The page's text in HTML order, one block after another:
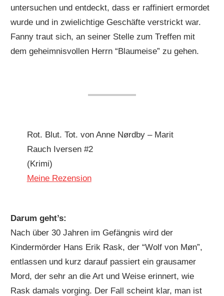
untersuchen und entdeckt, dass er raffiniert ermordet
wurde und in zwielichtige Geschäfte verstrickt war.
Fanny traut sich, an seiner Stelle zum Treffen mit
dem geheimnisvollen Herrn “Blaumeise” zu gehen.
Rot. Blut. Tot. von Anne Nørdby – Marit
Rauch Iversen #2
(Krimi)
Meine Rezension
Darum geht’s:
Nach über 30 Jahren im Gefängnis wird der
Kindermörder Hans Erik Rask, der “Wolf von Møn”,
entlassen und kurz darauf passiert ein grausamer
Mord, der sehr an die Art und Weise erinnert, wie
Rask damals vorging. Der Fall scheint klar, man ist